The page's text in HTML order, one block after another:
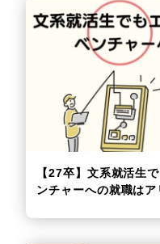
【27卒】文系就活生
ンチャーへの就職はア